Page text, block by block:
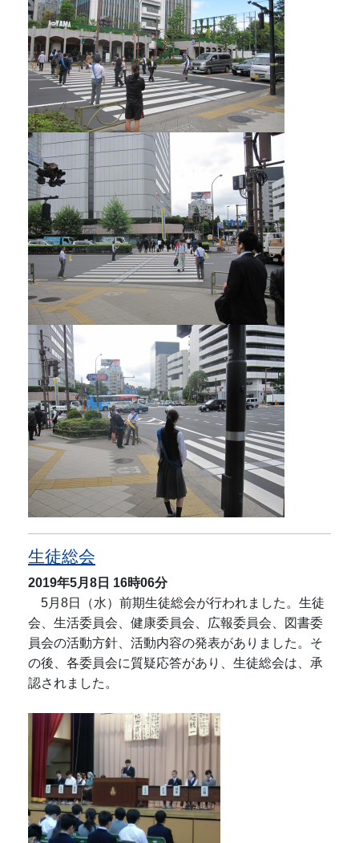
生徒総会
2019年5月8日 16時06分
5月8日（水）前期生徒総会が行われました。生徒
会、生活委員会、健康委員会、広報委員会、図書委
員会の活動方針、活動内容の発表がありました。そ
の後、各委員会に質疑応答があり、生徒総会は、承
認されました。